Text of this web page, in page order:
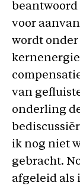
beantwoord
voor
wordt onder
van
onderling
ik nog niet
gebracht.
afgeleid als